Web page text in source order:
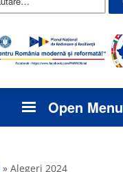
Open Menu
» Alegeri 2024